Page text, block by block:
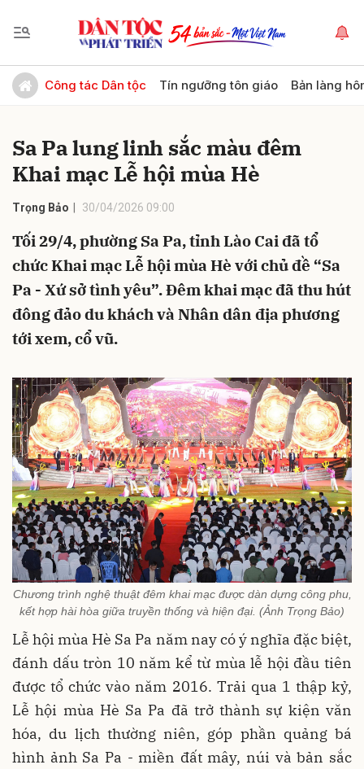
Công tác Dân tộc Tín ngưỡng tôn giáo Bản làng
Sa Pa lung linh sắc màu đêm
Khai mạc Lễ hội mùa Hè
Trọng Bảo 30/04/2026 09:00
Tối 29/4, phường Sa Pa, tỉnh Lào Cai đã tổ
chức Khai mạc Lễ hội mùa Hè với chủ đề “Sa
Pa - Xứ sở tình yêu”. Đêm khai mạc đã thu hút
đông đảo du khách và Nhân dân địa phương
tới xem, cổ vũ.
Chương trình nghệ thuật đêm khai mạc được dàn dựng công phu,
kết hợp hài hòa giữa truyền thống và hiện đại. (Ảnh Trọng Bảo)
Lễ hội mùa Hè Sa Pa năm nay có ý nghĩa đặc biệt,
đánh dấu tròn 10 năm kể từ mùa lễ hội đầu tiên
được tổ chức vào năm 2016. Trải qua 1 thập kỷ,
Lễ hội mùa Hè Sa Pa đã trở thành sự kiện văn
hóa, du lịch thường niên, góp phần quảng bá
hình ảnh Sa Pa - miền đất mây, núi và bản sắc
Gửi bình luận
Hủy Gửi